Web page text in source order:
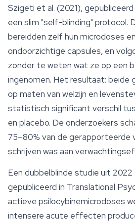
Szigeti et al. (2021), gepubliceerd
een slim "self-blinding" protocol.
bereidden zelf hun microdoses
ondoorzichtige capsules, en
zonder te weten wat ze op een
ingenomen. Het resultaat: beide
op maten van welzijn en
statistisch significant verschil
en placebo. De onderzoekers
75–80% van de gerapporteerde
schrijven was aan
Een dubbelblinde studie uit
gepubliceerd in Translational
actieve psilocybinemicrodoses
intensere acute effecten